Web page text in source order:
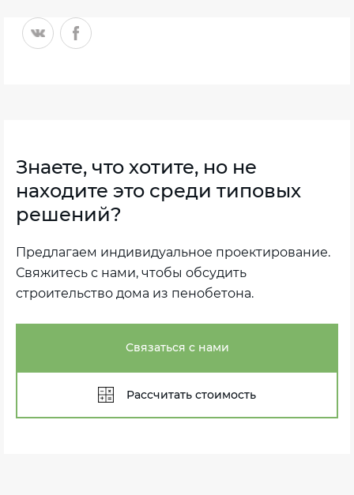
Знаете, что хотите, но не
находите это среди типовых
решений?
Предлагаем индивидуальное проектирование.
Свяжитесь с нами, чтобы обсудить
строительство дома из пенобетона.
Связаться с нами
Рассчитать стоимость